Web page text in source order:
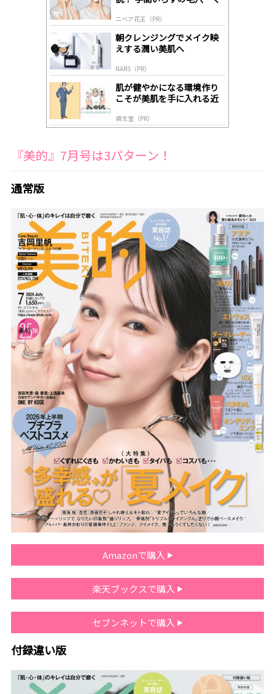
ニベア花王（PR）
朝クレンジングでメイク映
えする潤い美肌へ
NARS（PR）
肌が健やかになる環境作り
こそが美肌を手に入れる近
資生堂（PR）
『美的』7月号は3パターン！
通常版
Amazonで購入
楽天ブックスで購入
セブンネットで購入
付録違い版